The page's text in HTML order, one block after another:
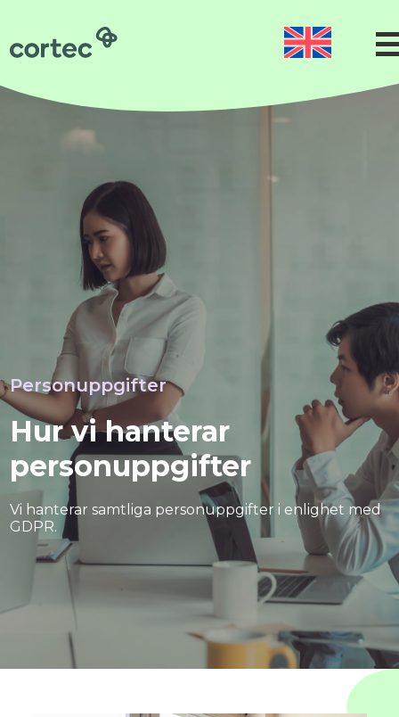
Förlossning
Gynekologi
Neonatologi
Mikrokirurgi
Precisionskirurgi
Hudkirurgi
Om oss
Hållbarhet
Beställning Kontakta oss
Personuppgifter
Hur vi hanterar
personuppgifter
Vi hanterar samtliga personuppgifter i enlighet med
GDPR.